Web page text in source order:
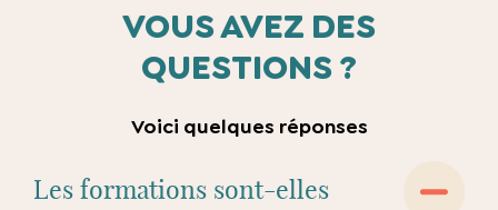
VOUS AVEZ DES
QUESTIONS ?
Voici quelques réponses
Les formations sont-elles